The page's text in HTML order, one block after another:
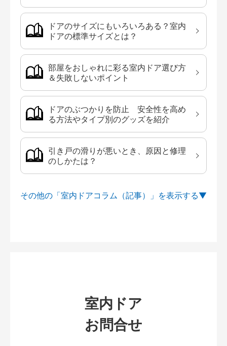
ドアのサイズにもいろいろある？室内
ドアの標準サイズとは？
部屋をおしゃれに彩る室内ドア選び方
＆失敗しないポイント
ドアのぶつかりを防止 安全性を高め
る方法やタイプ別のグッズを紹介
引き戸の滑りが悪いとき、原因と修理
のしかたは？
その他の「室内ドアコラム（記事）」を
室内ドア
お問合せ